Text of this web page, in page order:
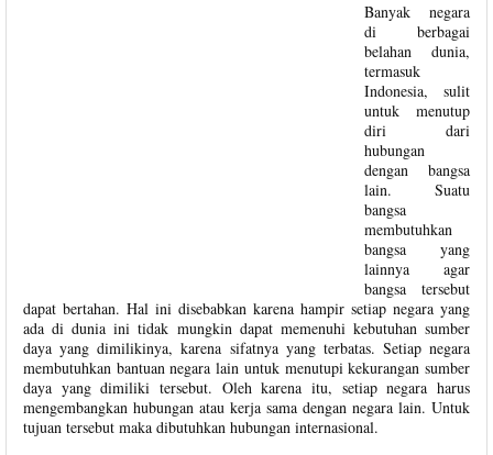
Banyak negara
di berbagai
belahan dunia,
termasuk
Indonesia, sulit
untuk menutup
diri dari
hubungan
dengan bangsa
lain. Suatu
bangsa
membutuhkan
bangsa yang
lainnya agar
bangsa tersebut
dapat bertahan. Hal ini disebabkan karena hampir setiap negara yang
ada di dunia ini tidak mungkin dapat memenuhi kebutuhan sumber
daya yang dimilikinya, karena sifatnya yang terbatas. Setiap negara
membutuhkan bantuan negara lain untuk menutupi kekurangan sumber
daya yang dimiliki tersebut. Oleh karena itu, setiap negara harus
mengembangkan hubungan atau kerja sama dengan negara lain. Untuk
tujuan tersebut maka dibutuhkan hubungan internasional.